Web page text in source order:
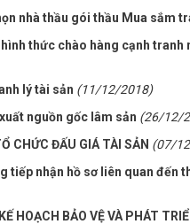
nhà thầu gói thầu Mua sắm
thức chào hàng cạnh
lý tài sản (11/12/2018)
nguồn gốc lâm sản (26/12/
CHỨC ĐẤU GIÁ TÀI SẢN (07/
tiếp nhận hồ sơ liên quan đến
HOẠCH BẢO VỆ VÀ PHÁT